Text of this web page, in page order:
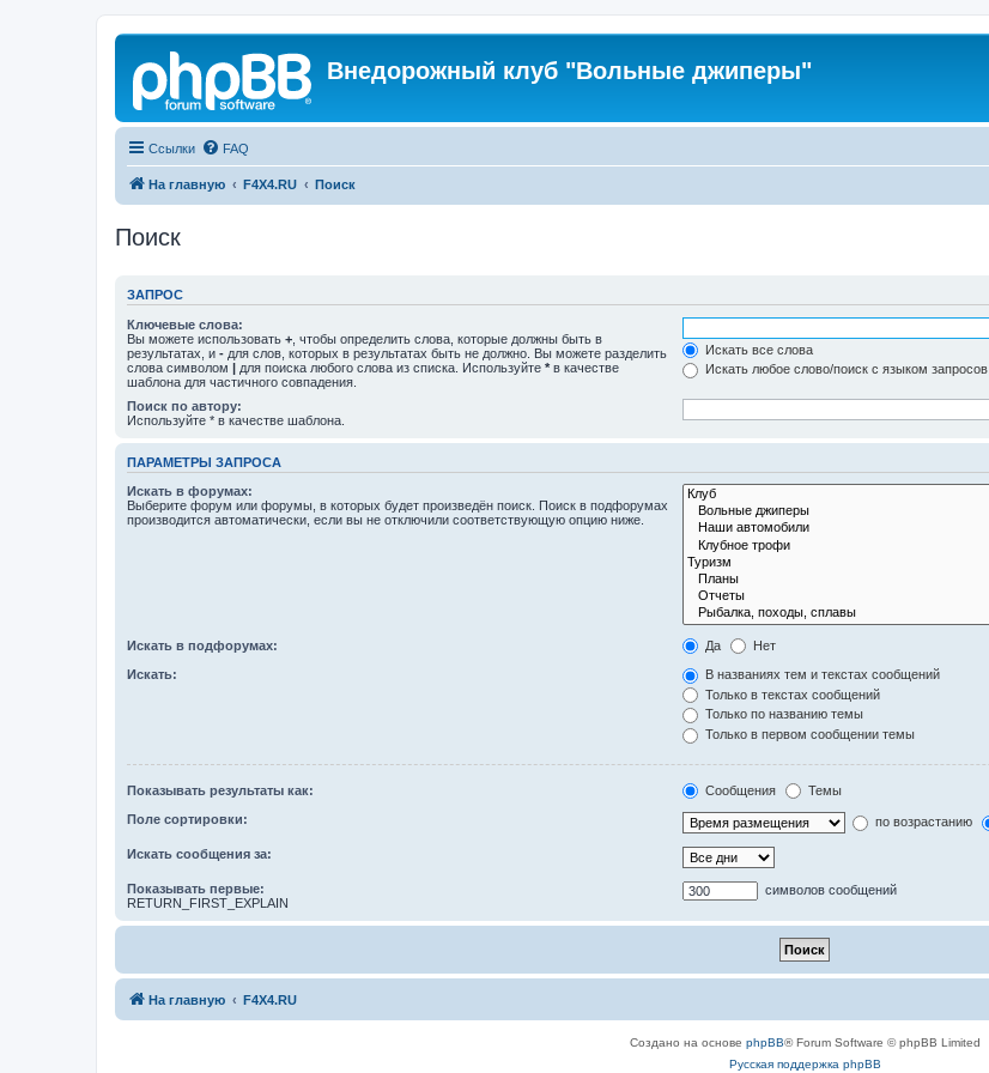
Внедорожный клуб "Вольные джиперы"
Ссылки FAQ
На главную F4X4.RU Поиск
Поиск
ЗАПРОС
Ключевые слова:
Вы можете использовать + , чтобы определить слова, которые должны быть в
результатах, и - для слов, которых в результатах быть не должно. Вы можете разделить
слова символом | для поиска любого слова из списка. Используйте * в качестве
шаблона для частичного совпадения.
Искать все слова
Искать любое слово/поиск с языком запросов
Поиск по автору:
Используйте * в качестве шаблона.
ПАРАМЕТРЫ ЗАПРОСА
Искать в форумах:
Выберите форум или форумы, в которых будет произведён поиск. Поиск в подфорумах
производится автоматически, если вы не отключили соответствующую опцию ниже.
Искать в подфорумах: Да Нет
Искать:
В названиях тем и текстах сообщений
Только в текстах сообщений
Только по названию темы
Только в первом сообщении темы
Показывать результаты как: Сообщения Темы
Поле сортировки: по возрастанию
Искать сообщения за:
Показывать первые:
RETURN_FIRST_EXPLAIN
символов сообщений
На главную F4X4.RU
Создано на основе phpBB® Forum Software © phpBB Limited
Русская поддержка phpBB